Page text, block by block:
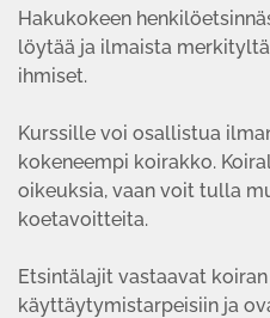
Hakukokeen
löytää ja ilmaista
ihmiset.
Kurssille voi osallistua
kokeneempi koirakko.
oikeuksia, vaan voit tulla
koetavoitteita.
Etsintälajit vastaavat
käyttäytymistarpeisiin ja